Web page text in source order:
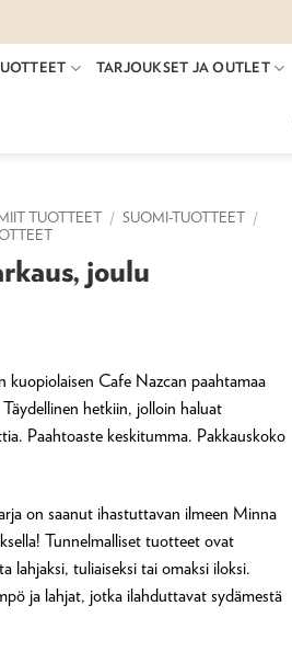
TARJOUKSET JA OUTLET
TUOTTEET / SUOMI-TUOTTEET /
joulu
kuopiolaisen Cafe Nazcan paahtamaa
hetkiin, jolloin haluat
Paahtoaste keskitumma. Pakkauskoko
on saanut ihastuttavan ilmeen Minna
Tunnelmalliset tuotteet ovat
lahjaksi, tuliaiseksi tai omaksi iloksi.
ja lahjat, jotka ilahduttavat sydämestä